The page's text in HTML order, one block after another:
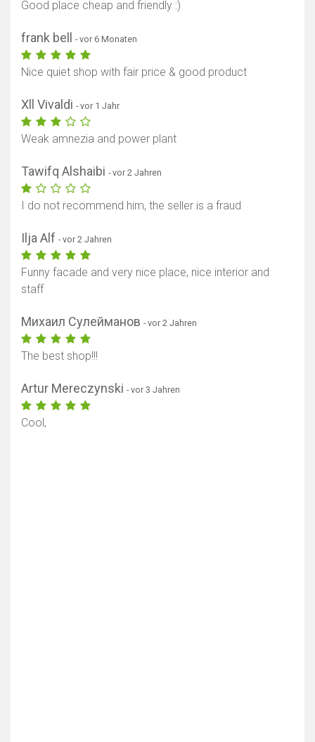
Good place cheap and friendly :)
frank bell - vor 6 Monaten
Nice quiet shop with fair price & good product
Xll Vivaldi - vor 1 Jahr
Weak amnezia and power plant
Tawifq Alshaibi - vor 2 Jahren
I do not recommend him, the seller is a fraud
Ilja Alf - vor 2 Jahren
Funny facade and very nice place, nice interior and
staff
Михаил Сулейманов - vor 2 Jahren
The best shop!!!
Artur Mereczynski - vor 3 Jahren
Cool,